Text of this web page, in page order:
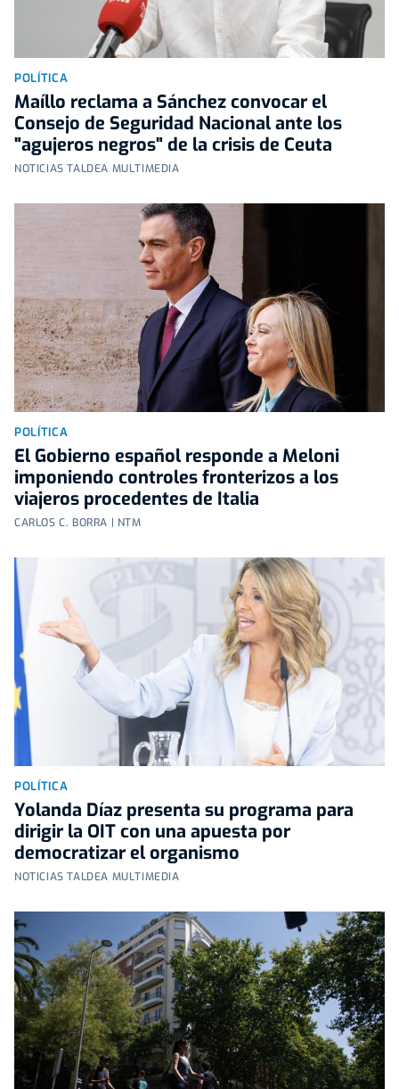
POLÍTICA
Maíllo reclama a Sánchez convocar el
Consejo de Seguridad Nacional ante los
"agujeros negros" de la crisis de Ceuta
NOTICIAS TALDEA MULTIMEDIA
POLÍTICA
El Gobierno español responde a Meloni
imponiendo controles fronterizos a los
viajeros procedentes de Italia
CARLOS C. BORRA | NTM
POLÍTICA
Yolanda Díaz presenta su programa para
dirigir la OIT con una apuesta por
democratizar el organismo
NOTICIAS TALDEA MULTIMEDIA